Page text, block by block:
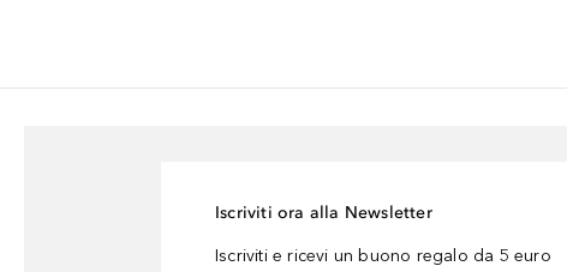
Iscriviti ora alla Newsletter
Iscriviti e ricevi un buono regalo da 5 euro